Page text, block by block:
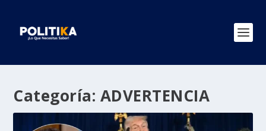
Categoría: ADVERTENCIA